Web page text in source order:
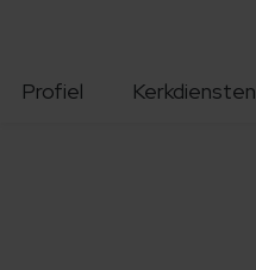
Profiel Kerkdiensten